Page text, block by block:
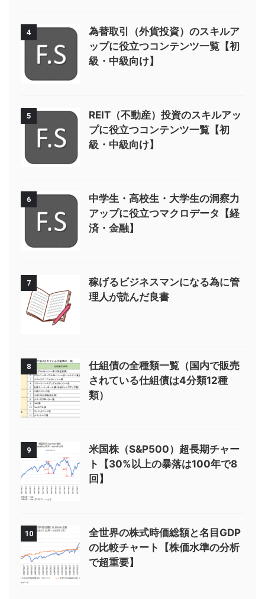
4
為替取引（外貨投資）のスキルア
ップに役立つコンテンツ一覧【初
級・中級向け】
5
REIT（不動産）投資のスキルアッ
プに役立つコンテンツ一覧【初
級・中級向け】
6
中学生・高校生・大学生の洞察力
アップに役立つマクロデータ【経
済・金融】
7
稼げるビジネスマンになる為に管
理人が読んだ良書
8
仕組債の全種類一覧（国内で販売
されている仕組債は4分類12種
類）
9
米国株（S&P500）超長期チャー
ト【30%以上の暴落は100年で8
回】
10
全世界の株式時価総額と名目GDP
の比較チャート【株価水準の分析
で超重要】